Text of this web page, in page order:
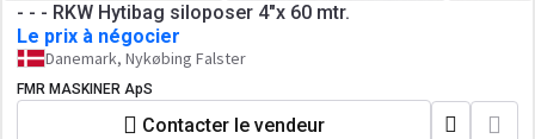
- - - RKW Hytibag siloposer 4"x 60 mtr.
Le prix à négocier
Danemark, Nykøbing Falster
FMR MASKINER ApS
Contacter le vendeur